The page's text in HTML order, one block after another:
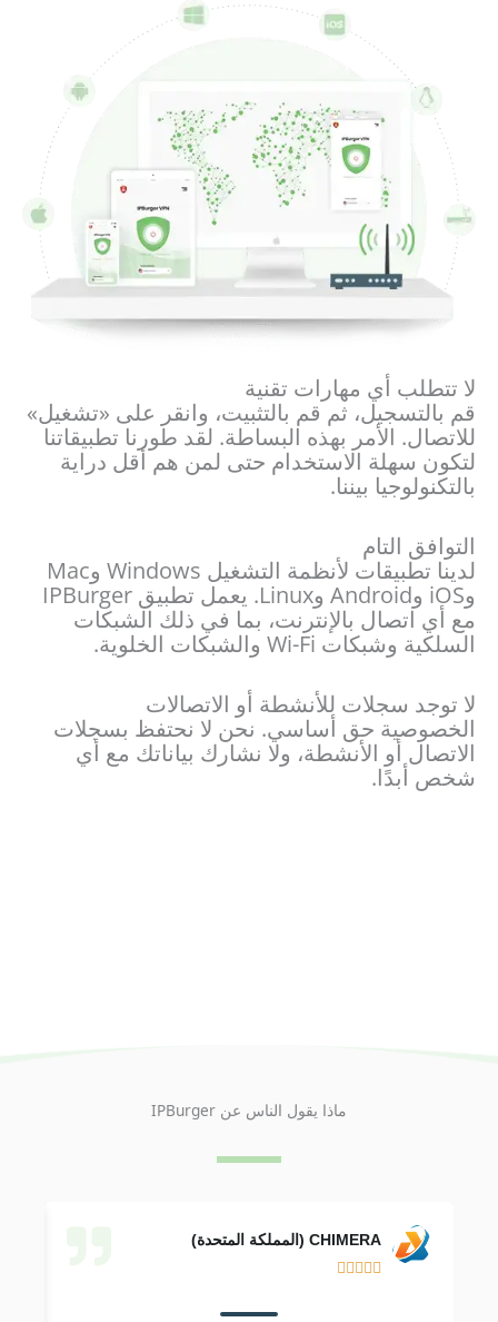
لا تتطلب أي مهارات تقنية
قم بالتسجيل، ثم قم بالتثبيت، وانقر على «تشغيل»
للاتصال. الأمر بهذه البساطة. لقد طورنا تطبيقاتنا
لتكون سهلة الاستخدام حتى لمن هم أقل دراية
بالتكنولوجيا بيننا.
التوافق التام
لدينا تطبيقات لأنظمة التشغيل Windows وMac
وiOS وAndroid وLinux. يعمل تطبيق IPBurger
مع أي اتصال بالإنترنت، بما في ذلك الشبكات
السلكية وشبكات Wi-Fi والشبكات الخلوية.
لا توجد سجلات للأنشطة أو الاتصالات
الخصوصية حق أساسي. نحن لا نحتفظ بسجلات
الاتصال أو الأنشطة، ولا نشارك بياناتك مع أي
شخص أبدًا.
ماذا يقول الناس عن IPBurger
CHIMERA (المملكة المتحدة)




